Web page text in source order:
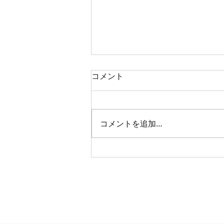
瓦そば🌿
コメント
コメントを追加…